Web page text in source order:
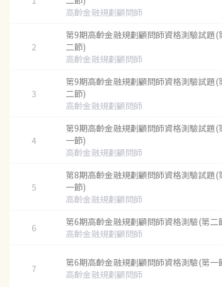
高齡金融規劃顧問師
2
第9期高齡金融規劃顧問師資格測驗試題(
二節)
高齡金融規劃顧問師
3
第9期高齡金融規劃顧問師資格測驗試題(
二節)
高齡金融規劃顧問師
4
第9期高齡金融規劃顧問師資格測驗試題(
一節)
高齡金融規劃顧問師
5
第8期高齡金融規劃顧問師資格測驗試題(
一節)
高齡金融規劃顧問師
6
第6期高齡金融規劃顧問師資格測驗(第二
高齡金融規劃顧問師
7
第6期高齡金融規劃顧問師資格測驗(第一
高齡金融規劃顧問師